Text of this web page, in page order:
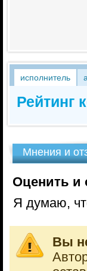
исполнитель
Рейтинг
Мнения и
Оценить и
Я думаю,
Вы